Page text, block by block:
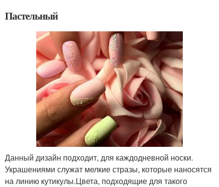
Пастельный
Данный дизайн подходит, для каждодневной носки.
Украшениями служат мелкие стразы, которые наносятся
на линию кутикулы.Цвета, подходящие для такого